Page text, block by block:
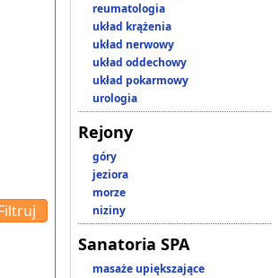
reumatologia
układ krążenia
układ nerwowy
układ oddechowy
układ pokarmowy
urologia
Rejony
góry
jeziora
morze
niziny
Sanatoria SPA
masaże upiększające